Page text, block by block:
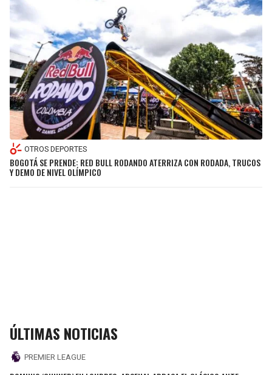
OTROS DEPORTES
BOGOTÁ SE PRENDE: RED BULL RODANDO ATERRIZA CON RODADA, TRUCOS
Y DEMO DE NIVEL OLÍMPICO
ÚLTIMAS NOTICIAS
PREMIER LEAGUE